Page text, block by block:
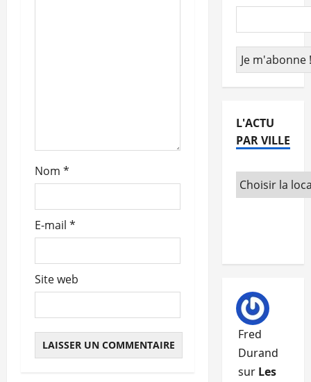
t
i
c
l
e
Nom *
E-mail *
Site web
L'ACTU
PAR VILLE
Fred
Durand
sur Les